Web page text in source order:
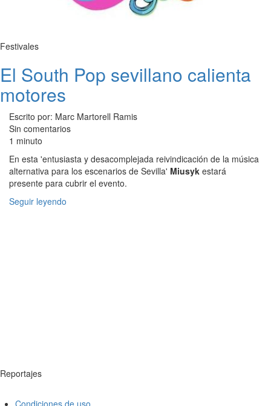
Festivales
El South Pop sevillano calienta
motores
Escrito por: Marc Martorell Ramis
Sin comentarios
1 minuto
En esta 'entusiasta y desacomplejada reivindicación de la música
alternativa para los escenarios de Sevilla' Miusyk estará
presente para cubrir el evento.
Seguir leyendo
Reportajes
Condiciones de uso